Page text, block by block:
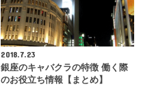
2018.7.23
銀座のキャバクラの特徴 働く際
のお役立ち情報【まとめ】